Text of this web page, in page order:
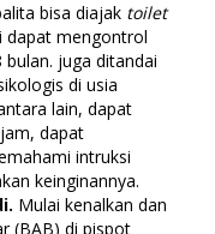
bisa diajak toilet
mengontrol
juga ditandai
di usia
lain, dapat
dapat
intruksi
keinginannya.
Mulai kenalkan dan
(BAB) di pispot